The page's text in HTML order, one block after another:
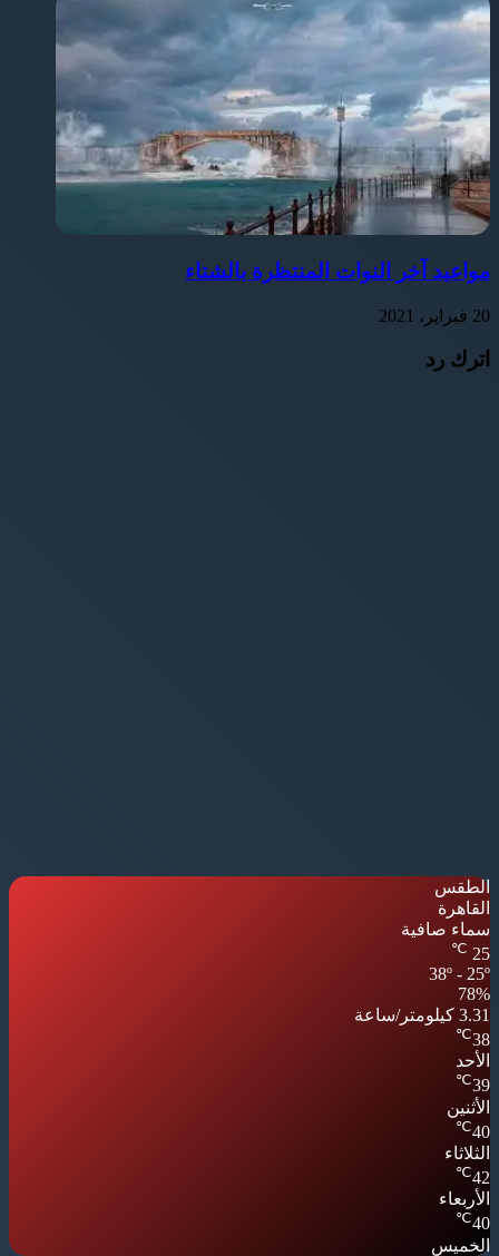
مواعيد آخر النوات المنتظرة بالشتاء
20 فبراير، 2021
اترك رد
الطقس
القاهرة
سماء صافية
25
℃
38º - 25º
78%
3.31 كيلومتر/ساعة
38
℃
الأحد
39
℃
الأثنين
40
℃
الثلاثاء
42
℃
الأربعاء
40
℃
الخميس